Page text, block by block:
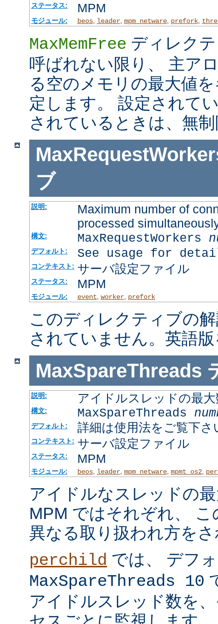
ステータス: MPM
モジュール: beos, leader, mpm_netware, prefork,
MaxMemFree ディレク
呼ばれない限り、 主ア
る空のメモリの最大値
定します。 設定されて
されているときは、無
ブ
説明:
Maximum number of
processed
構文: MaxRequestWorkers
デフォルト: See usage for
コンテキスト: サーバ設定ファイル
ステータス: MPM
モジュール: event worker, prefork
このディレクティブの
されていません。英語
MaxSpareThreads
説明: アイドルスレッドの最大
構文: MaxSpareThreads
デフォルト: 詳細は使用法をご覧下さ
コンテキスト: サーバ設定ファイル
ステータス: MPM
モジュール: beos, leader, mpm_netware, mpmt_os2,
アイドルなスレッドの
MPM ではそれぞれ、
異なる取り扱われ方を
perchild では、 デフ
MaxSpareThreads 10
アイドルスレッド数を